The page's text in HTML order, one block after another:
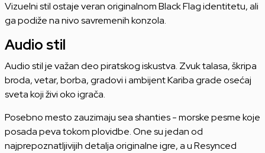
Vizuelni stil ostaje veran originalnom Black Flag identitetu, ali
ga podiže na nivo savremenih konzola.
Audio stil
Audio stil je važan deo piratskog iskustva. Zvuk talasa, škripa
broda, vetar, borba, gradovi i ambijent Kariba grade osećaj
sveta koji živi oko igrača.
Posebno mesto zauzimaju sea shanties - morske pesme koje
posada peva tokom plovidbe. One su jedan od
najprepoznatljivijih detalja originalne igre, a u Resynced